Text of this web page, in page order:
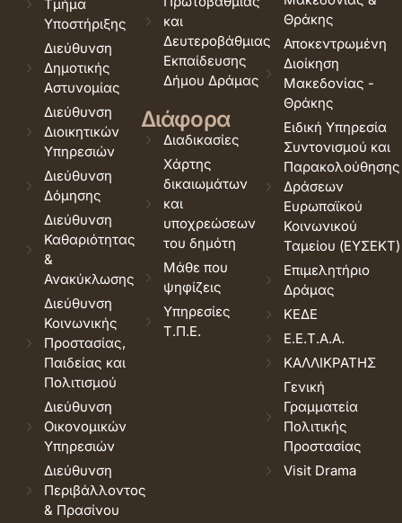
Τμήμα
Υποστήριξης
Διεύθυνση
Δημοτικής
Αστυνομίας
Διεύθυνση
Διοικητικών
Υπηρεσιών
Διεύθυνση
Δόμησης
Διεύθυνση
Καθαριότητας
&
Ανακύκλωσης
Διεύθυνση
Κοινωνικής
Προστασίας,
Παιδείας και
Πολιτισμού
Διεύθυνση
Οικονομικών
Υπηρεσιών
Διεύθυνση
Περιβάλλοντος
& Πρασίνου
και
Δευτεροβάθμιας
Εκπαίδευσης
Δήμου Δράμας
Διάφορα
Διαδικασίες
Χάρτης
δικαιωμάτων
και
υποχρεώσεων
του δημότη
Μάθε που
ψηφίζεις
Υπηρεσίες
Τ.Π.Ε.
Θράκης
Αποκεντρωμένη
Διοίκηση
Μακεδονίας -
Θράκης
Ειδική Υπηρεσία
Συντονισμού και
Παρακολούθησης
Δράσεων
Ευρωπαϊκού
Κοινωνικού
Ταμείου (ΕΥΣΕΚΤ)
Επιμελητήριο
Δράμας
ΚΕΔΕ
Ε.Ε.Τ.Α.Α.
ΚΑΛΛΙΚΡΑΤΗΣ
Γενική
Γραμματεία
Πολιτικής
Προστασίας
Visit Drama